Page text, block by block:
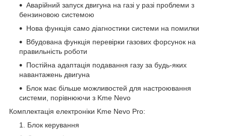
Аварійний запуск двигуна на газі у разі проблеми з
бензиновою системою
Нова функція само діагностики системи на помилки
Вбудована функція перевірки газових форсунок на
правильність роботи
Постійна адаптація подавання газу за будь-яких
навантажень двигуна
Блок має більше можливостей для настроювання
системи, порівнюючи з Kme Nevo
Комплектація електроніки Kme Nevo Pro:
Блок керування